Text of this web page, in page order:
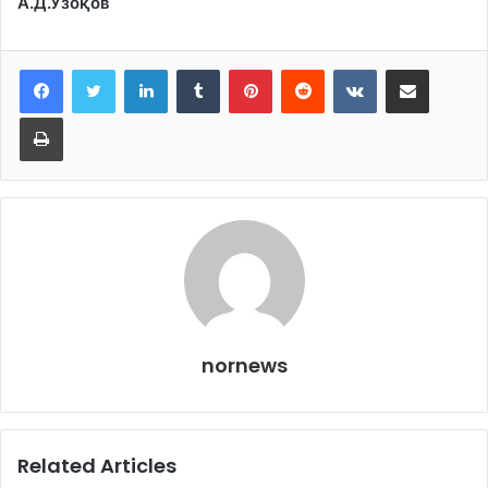
LinkedInTumblr PinterestReddit VKontakteShare via Email
Print
nornews
Related Articles